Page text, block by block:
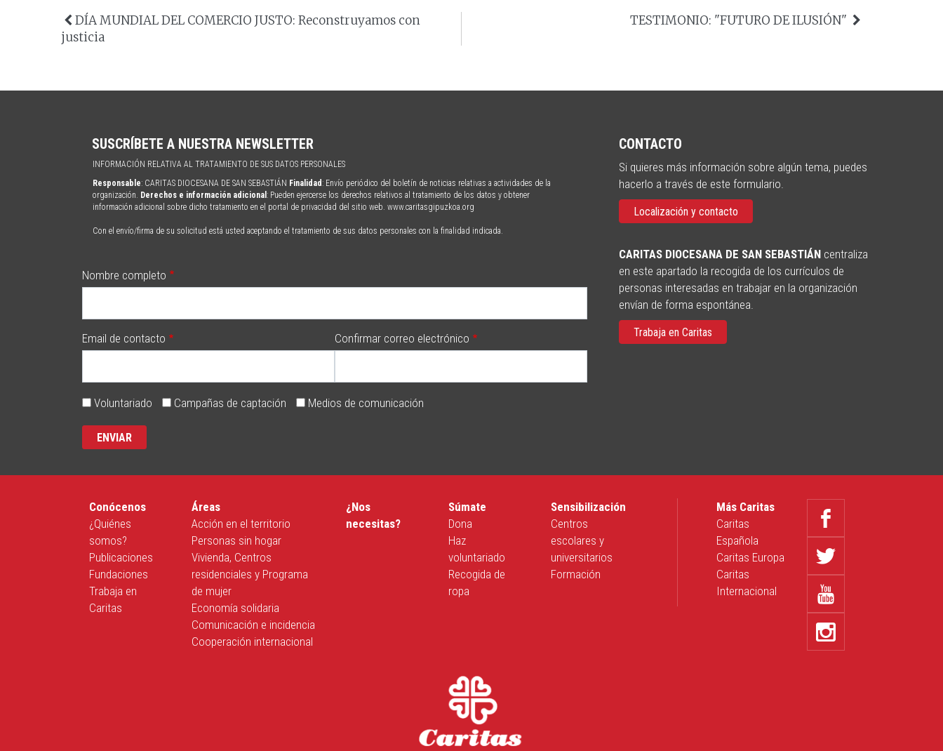
DÍA MUNDIAL DEL COMERCIO JUSTO: Reconstruyamos con
justicia
TESTIMONIO: "FUTURO DE ILUSIÓN"
SUSCRÍBETE A NUESTRA NEWSLETTER
INFORMACIÓN RELATIVA AL TRATAMIENTO DE SUS DATOS PERSONALES
Responsable: CARITAS DIOCESANA DE SAN SEBASTIÁN Finalidad : Envío periódico del boletín de noticias relativas a actividades de la
organización. Derechos e información adicional : Pueden ejercerse los derechos relativos al tratamiento de los datos y obtener
información adicional sobre dicho tratamiento en el portal de privacidad del sitio web. www.caritasgipuzkoa.org
Con el envío/firma de su solicitud está usted aceptando el tratamiento de sus datos personales con la finalidad indicada.
Nombre completo
Email de contacto Confirmar correo electrónico
Voluntariado Campañas de captación Medios de comunicación
CONTACTO
Si quieres más información sobre algún tema, puedes
hacerlo a través de este formulario.
Localización y contacto
CARITAS DIOCESANA DE SAN SEBASTIÁN centraliza
en este apartado la recogida de los currículos de
personas interesadas en trabajar en la organización
envían de forma espontánea.
Trabaja en Caritas
Conócenos
¿Quiénes
somos?
Publicaciones
Fundaciones
Trabaja en
Caritas
Áreas
Acción en el territorio
Personas sin hogar
Vivienda, Centros
residenciales y Programa
de mujer
Economía solidaria
Comunicación e incidencia
Cooperación internacional
¿Nos
necesitas?
Súmate
Dona
Haz
voluntariado
Recogida de
ropa
Sensibilización
Centros
escolares y
universitarios
Formación
Más Caritas
Caritas
Española
Caritas Europa
Caritas
Internacional